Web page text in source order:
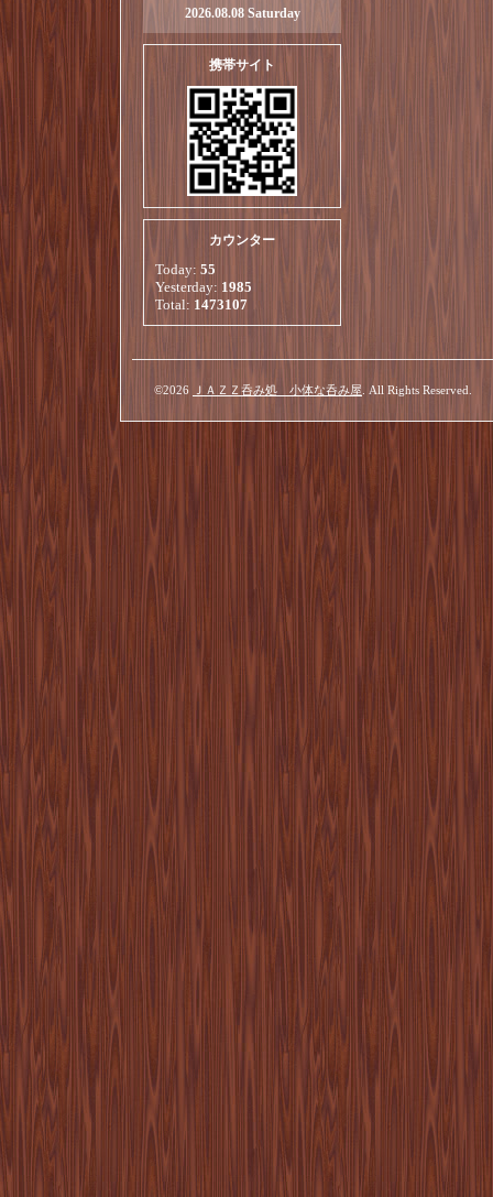
2026.08.08 Saturday
携帯サイト
カウンター
Today: 55
Yesterday: 1985
Total: 1473107
©2026 ＪＡＺＺ呑み処 小体な呑み屋 . All Rights Reserved.